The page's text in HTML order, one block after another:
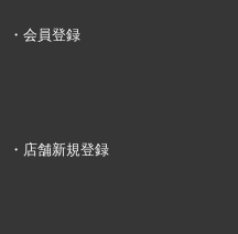
会員登録
店舗新規登録